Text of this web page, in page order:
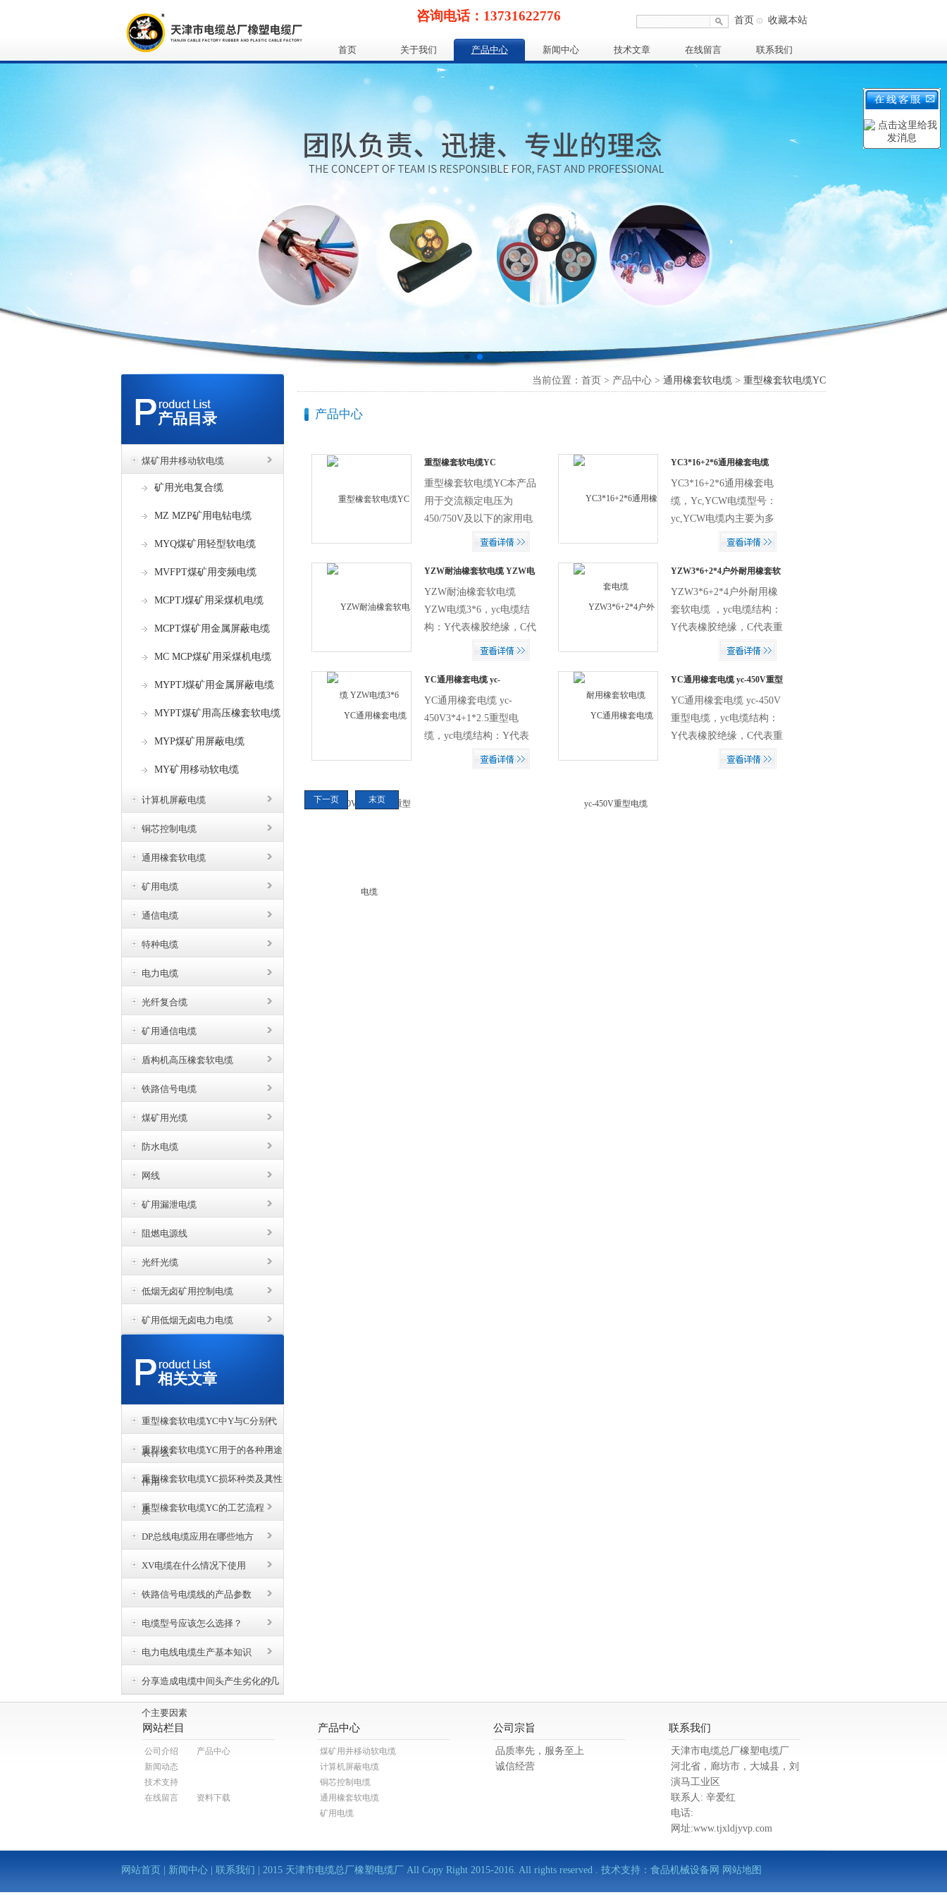
咨询电话：13731622776 首页 收藏本站
首页 关于我们 产品中心 新闻中心 技术文章 在线留言 联系我们
产品目录
煤矿用井移动软电缆
矿用光电复合缆
MZ MZP矿用电钻电缆
MYQ煤矿用轻型软电缆
MVFPT煤矿用变频电缆
MCPTJ煤矿用采煤机电缆
MCPT煤矿用金属屏蔽电缆
MC MCP煤矿用采煤机电缆
MYPTJ煤矿用金属屏蔽电缆
MYPT煤矿用高压橡套软电缆
MYP煤矿用屏蔽电缆
MY矿用移动软电缆
计算机屏蔽电缆
铜芯控制电缆
通用橡套软电缆
矿用电缆
通信电缆
特种电缆
电力电缆
光纤复合缆
矿用通信电缆
盾构机高压橡套软电缆
铁路信号电缆
煤矿用光缆
防水电缆
网线
矿用漏泄电缆
阻燃电源线
光纤光缆
低烟无卤矿用控制电缆
矿用低烟无卤电力电缆
相关文章
重型橡套软电缆YC中Y与C分别代
表什么?
重型橡套软电缆YC用于的各种用途
作用
重型橡套软电缆YC损坏种类及其性
质
重型橡套软电缆YC的工艺流程
DP总线电缆应用在哪些地方
XV电缆在什么情况下使用
铁路信号电缆线的产品参数
电缆型号应该怎么选择？
电力电线电缆生产基本知识
分享造成电缆中间头产生劣化的几
个主要因素
当前位置：首页 > 产品中心 > 通用橡套软电缆 > 重型橡套软电缆YC
产品中心
重型橡套软电缆YC
重型橡套软电缆YC本产品
用于交流额定电压为
450/750V及以下的家用电
器、电动工具和各类移动
YC3*16+2*6通用橡套电缆
YC3*16+2*6通用橡套电
缆，Yc,YCW电缆型号：
yc,YCW电缆内主要为多
芯电缆，常用的有2芯、3
积0.75到几十平方不等。
橡皮绝缘、橡皮护套和不
延燃通用橡套电缆 通用电
缆分为YC电缆,YCW电
线。
YZW耐油橡套软电缆 YZW电
缆3*6
YZW耐油橡套软电缆
YZW电缆3*6，yc电缆结
构：Y代表橡胶绝缘，C代
表重型电缆。里面的护套
丝。橡套电缆分为重型电
缆（yc电缆）、中型电缆
（yz电缆）及轻型电缆
（YQ电缆）。好的YC电
YZW3*6+2*4户外耐用橡套软
电缆
YZW3*6+2*4户外耐用橡
套软电缆 ，yc电缆结构：
Y代表橡胶绝缘，C代表重
型电缆。里面的护套也为
橡套电缆分为重型电缆
（yc电缆）、中型电缆
（yz电缆）及轻型电缆
（YQ电缆）。好的YC电
YC通用橡套电缆 yc-
450V3*4+1*2.5重型电缆
YC通用橡套电缆 yc-
450V3*4+1*2.5重型电
缆，yc电缆结构：Y代表
橡胶绝缘，C代表重型电
YC通用橡套电缆 yc-450V重型
电缆
YC通用橡套电缆 yc-450V
重型电缆，yc电缆结构：
Y代表橡胶绝缘，C代表重
型电缆。里面的护套也为
下一页 末页
网站栏目
公司介绍
产品中心
新闻动态
技术支持
在线留言
资料下载
产品中心
煤矿用井移动软电缆
计算机屏蔽电缆
铜芯控制电缆
通用橡套软电缆
矿用电缆
公司宗旨
品质率先，服务至上
诚信经营
联系我们
天津市电缆总厂橡塑电缆厂
河北省，廊坊市，大城县，刘
演马工业区
联系人: 辛爱红
电话:
网址:www.tjxldjyvp.com
网站首页 新闻中心 联系我们 | 2015 天津市电缆总厂橡塑电缆厂 All Copy Right 2015-2016. All rights reserved . 技术支持： 食品机械设备网 网站地图